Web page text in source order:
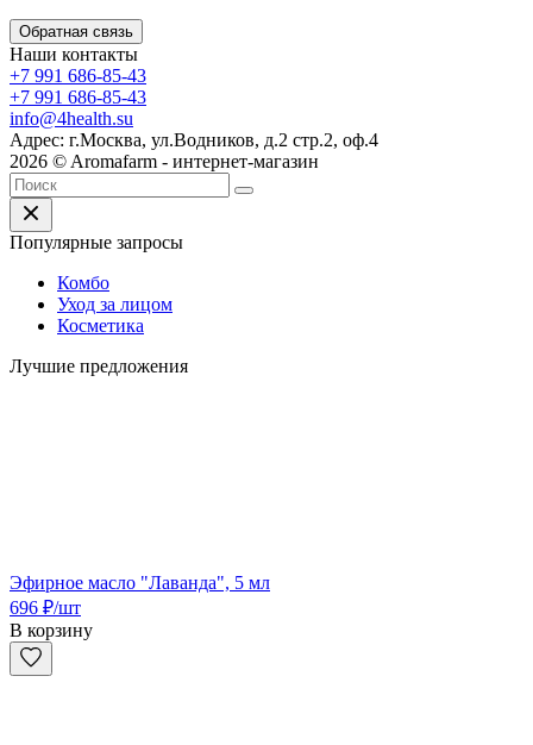
Обратная связь
Наши контакты
+7 991 686-85-43
+7 991 686-85-43
info@4health.su
Адрес: г.Москва, ул.Водников, д.2 стр.2, оф.4
2026 © Aromafarm - интернет-магазин
Популярные запросы
Комбо
Уход за лицом
Косметика
Лучшие предложения
Эфирное масло "Лаванда", 5 мл
696 ₽/шт
В корзину